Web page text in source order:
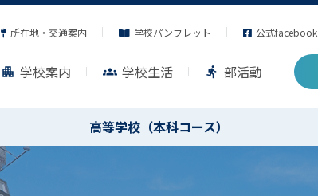
所在地・交通案内 学校パンフレット 公式facebook
apartment 学校案内 groups 学校生活 directions_run 部活動
高等学校（本科コース）